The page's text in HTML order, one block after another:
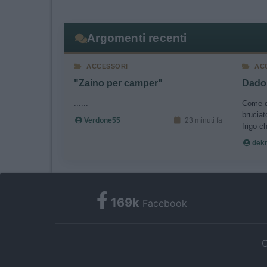
Argomenti recenti
ACCESSORI
"Zaino per camper"
Verdone55 23 minuti fa
Come
frigo
169k Facebook